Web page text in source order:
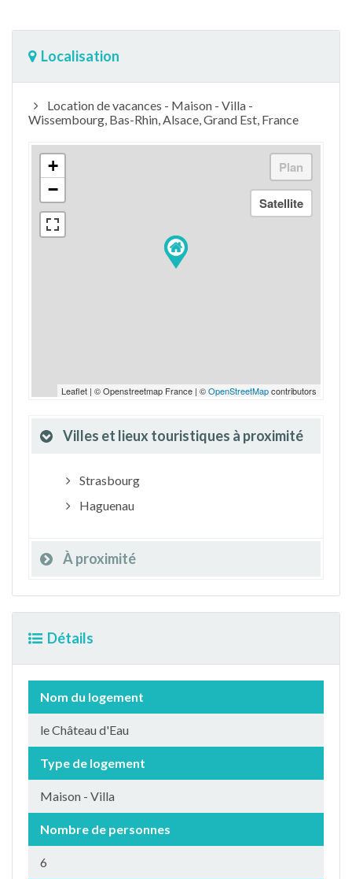
Localisation
Location de vacances - Maison - Villa -
Wissembourg, Bas-Rhin, Alsace, Grand Est, France
+
−
Leaflet | © Openstreetmap France | ©OpenStreetMapcontributors
Villes et lieux touristiques à proximité
Strasbourg
Haguenau
À proximité
Détails
Nom du logement
le Château d'Eau
Type de logement
Maison - Villa
Nombre de personnes
6